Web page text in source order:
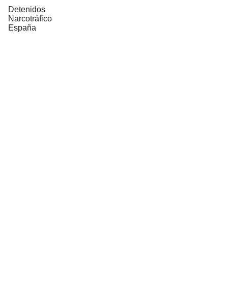
Detenidos
Narcotráfico
España